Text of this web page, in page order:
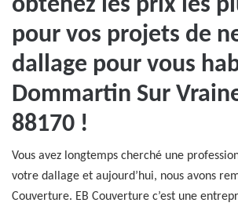
obtenez les prix les
pour vos projets de
dallage pour vous
Dommartin Sur
88170 !
Vous avez longtemps cherché une
votre dallage et aujourd’hui, nous avons
Couverture. EB Couverture c’est une